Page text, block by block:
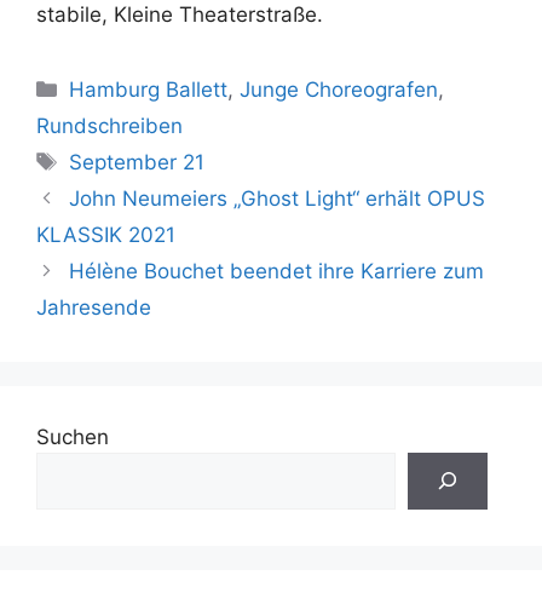
stabile, Kleine Theaterstraße.
Kategorien
Hamburg Ballett,Junge Choreografen,
Rundschreiben
Schlagwörter
September 21
John Neumeiers „Ghost Light“ erhält OPUS
KLASSIK 2021
Hélène Bouchet beendet ihre Karriere zum
Jahresende
Suchen